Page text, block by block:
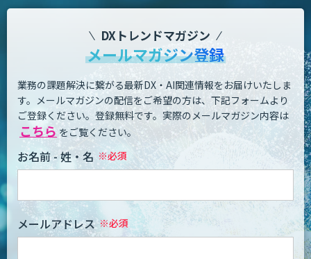
DXトレンドマガジン
メールマガジン登録
業務の課題解決に繋がる最新DX・AI関連情報をお届けいたしま
す。 メールマガジンの配信をご希望の方は、下記フォームより
ご登録ください。登録無料です。 実際のメールマガジン内容は
こちら をご覧ください。
お名前 - 姓・名
メールアドレス